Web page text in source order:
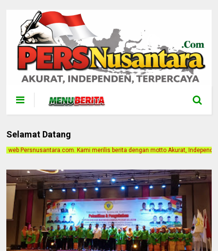
Selamat Datang
berita dengan motto Akurat, Independen, Terpercaya. Alamat Kantor